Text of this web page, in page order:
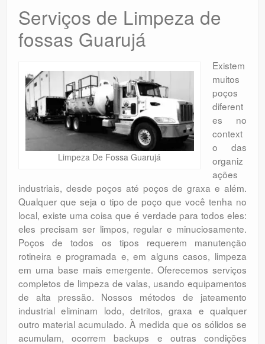
Serviços de Limpeza de
fossas Guarujá
Limpeza De Fossa Guarujá
Existem
muitos
poços
diferent
es no
context
o das
organiz
ações
industriais, desde poços até poços de graxa e além.
Qualquer que seja o tipo de poço que você tenha no
local, existe uma coisa que é verdade para todos eles:
eles precisam ser limpos, regular e minuciosamente.
Poços de todos os tipos requerem manutenção
rotineira e programada e, em alguns casos, limpeza
em uma base mais emergente. Oferecemos serviços
completos de limpeza de valas, usando equipamentos
de alta pressão. Nossos métodos de jateamento
industrial eliminam lodo, detritos, graxa e qualquer
outro material acumulado. À medida que os sólidos se
acumulam, ocorrem backups e outras condições